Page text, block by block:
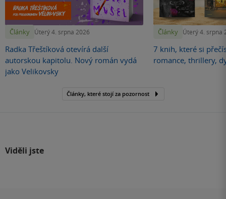
Články Úterý 4. srpna 2026
Radka Třeštíková otevírá další
autorskou kapitolu. Nový román vydá
jako Velikovsky
Články Úterý 4. srpna
7 knih, které si
romance, thrillery,
Články, které stojí za pozornost
Viděli jste